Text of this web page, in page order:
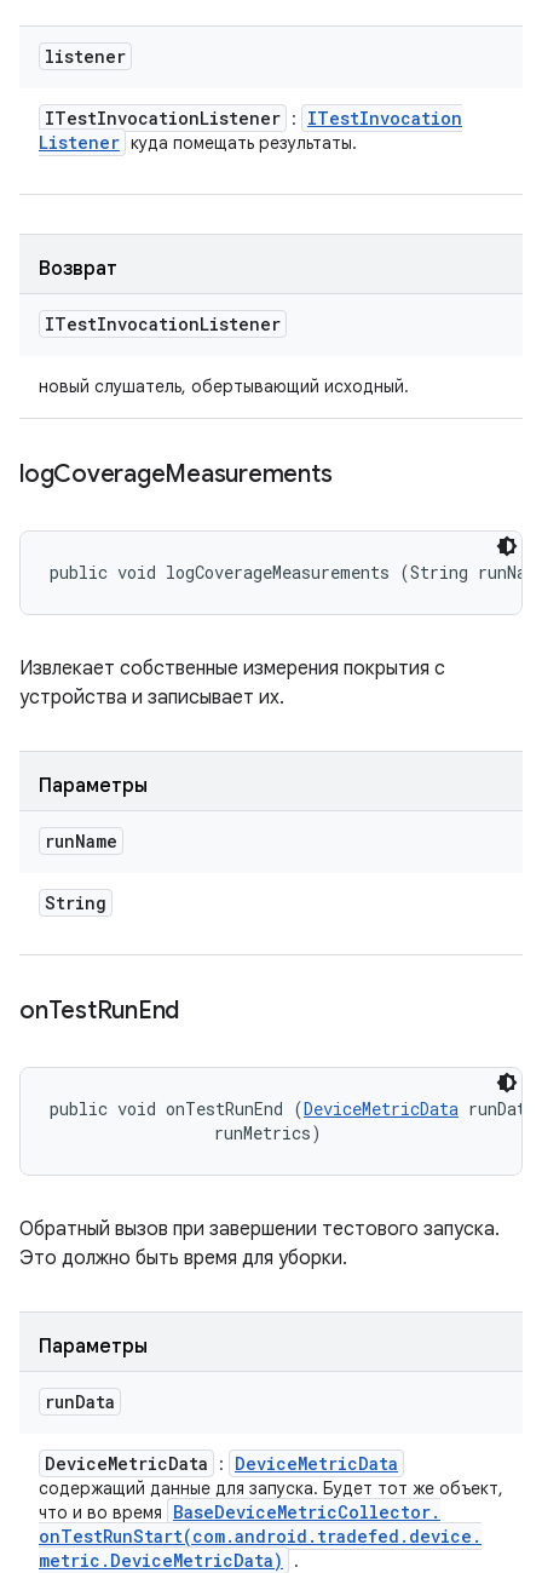
listener
ITestInvocationListener : ITestInvocation
Listener куда помещать результаты.
Возврат
ITestInvocationListener
новый слушатель, обертывающий исходный.
logCoverageMeasurements
public void logCoverageMeasurements (String
Извлекает собственные измерения покрытия с
устройства и записывает их.
Параметры
runName
String
onTestRunEnd
public void onTestRunEnd (DeviceMetricData
runMetrics)
Обратный вызов при завершении тестового запуска.
Это должно быть время для уборки.
Параметры
runData
DeviceMetricData : DeviceMetricData
содержащий данные для запуска. Будет тот же объект,
что и во время
BaseDeviceMetricCollector.
onTestRunStart(com.android . tradefed . device .
metric . DeviceMetricData) .